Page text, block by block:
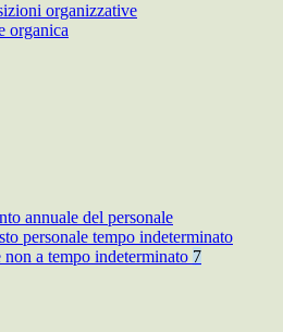
organizzative
organica
annuale del personale
personale tempo indeterminato
non a tempo indeterminato 7